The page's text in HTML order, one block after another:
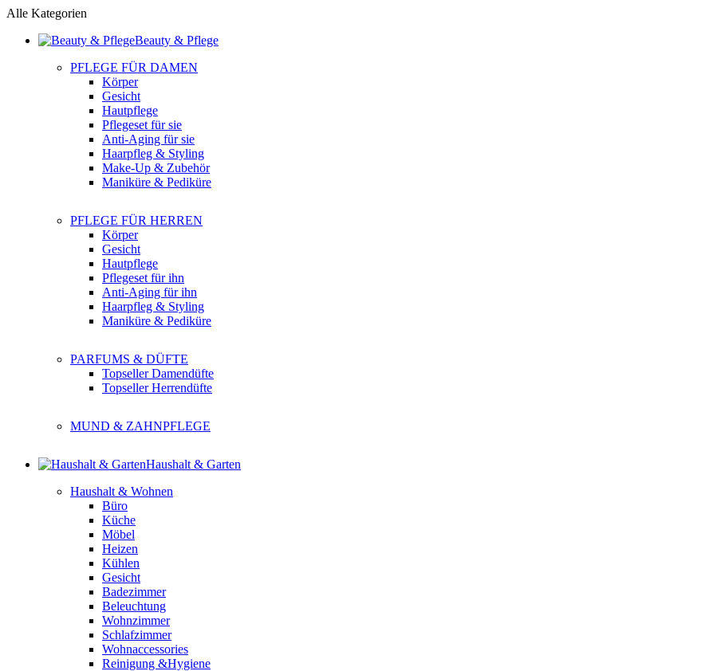
Alle Kategorien
Beauty & Pflege
PFLEGE FÜR DAMEN
Körper
Gesicht
Hautpflege
Pflegeset für sie
Anti-Aging für sie
Haarpfleg & Styling
Make-Up & Zubehör
Maniküre & Pediküre
PFLEGE FÜR HERREN
Körper
Gesicht
Hautpflege
Pflegeset für ihn
Anti-Aging für ihn
Haarpfleg & Styling
Maniküre & Pediküre
PARFUMS & DÜFTE
Topseller Damendüfte
Topseller Herrendüfte
MUND & ZAHNPFLEGE
Haushalt & Garten
Haushalt & Wohnen
Büro
Küche
Möbel
Heizen
Kühlen
Gesicht
Badezimmer
Beleuchtung
Wohnzimmer
Schlafzimmer
Wohnaccessories
Reinigung &Hygiene